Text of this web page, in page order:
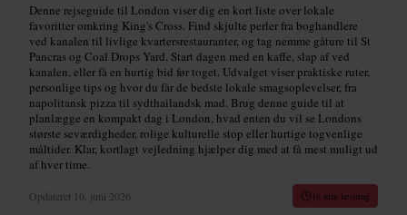
Denne rejseguide til London viser dig en kort liste over lokale
favoritter omkring King's Cross. Find skjulte perler fra boghandlere
ved kanalen til livlige kvartersrestauranter, og tag nemme gåture til St
Pancras og Coal Drops Yard. Start dagen med en kaffe, slap af ved
kanalen, eller få en hurtig bid før toget. Udvalget viser praktiske ruter,
personlige tips og hvor du får de bedste lokale smagsoplevelser, fra
napolitansk pizza til sydthailandsk mad. Brug denne guide til at
planlægge en kompakt dag i London, hvad enten du vil se Londons
største seværdigheder, rolige kulturelle stop eller hurtige togvenlige
måltider. Klar, kortlagt vejledning hjælper dig med at få mest muligt ud
af hver time.
Opdateret 10. juni 2026 16 min læsning